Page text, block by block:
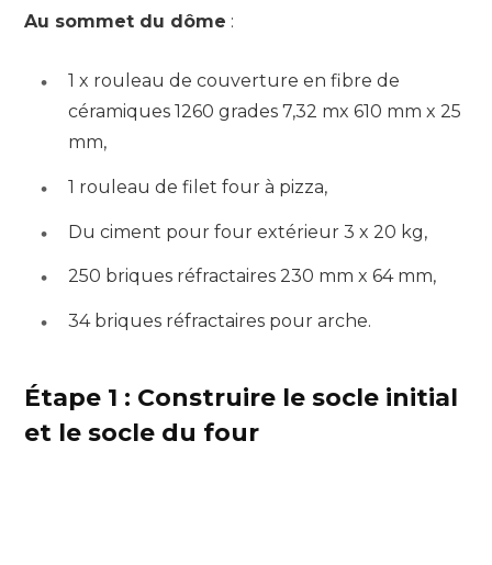
Au sommet du dôme :
1 x rouleau de couverture en fibre de
céramiques 1260 grades 7,32 mx 610 mm x 25
mm,
1 rouleau de filet four à pizza,
Du ciment pour four extérieur 3 x 20 kg,
250 briques réfractaires 230 mm x 64 mm,
34 briques réfractaires pour arche.
Étape 1 : Construire le socle initial
et le socle du four